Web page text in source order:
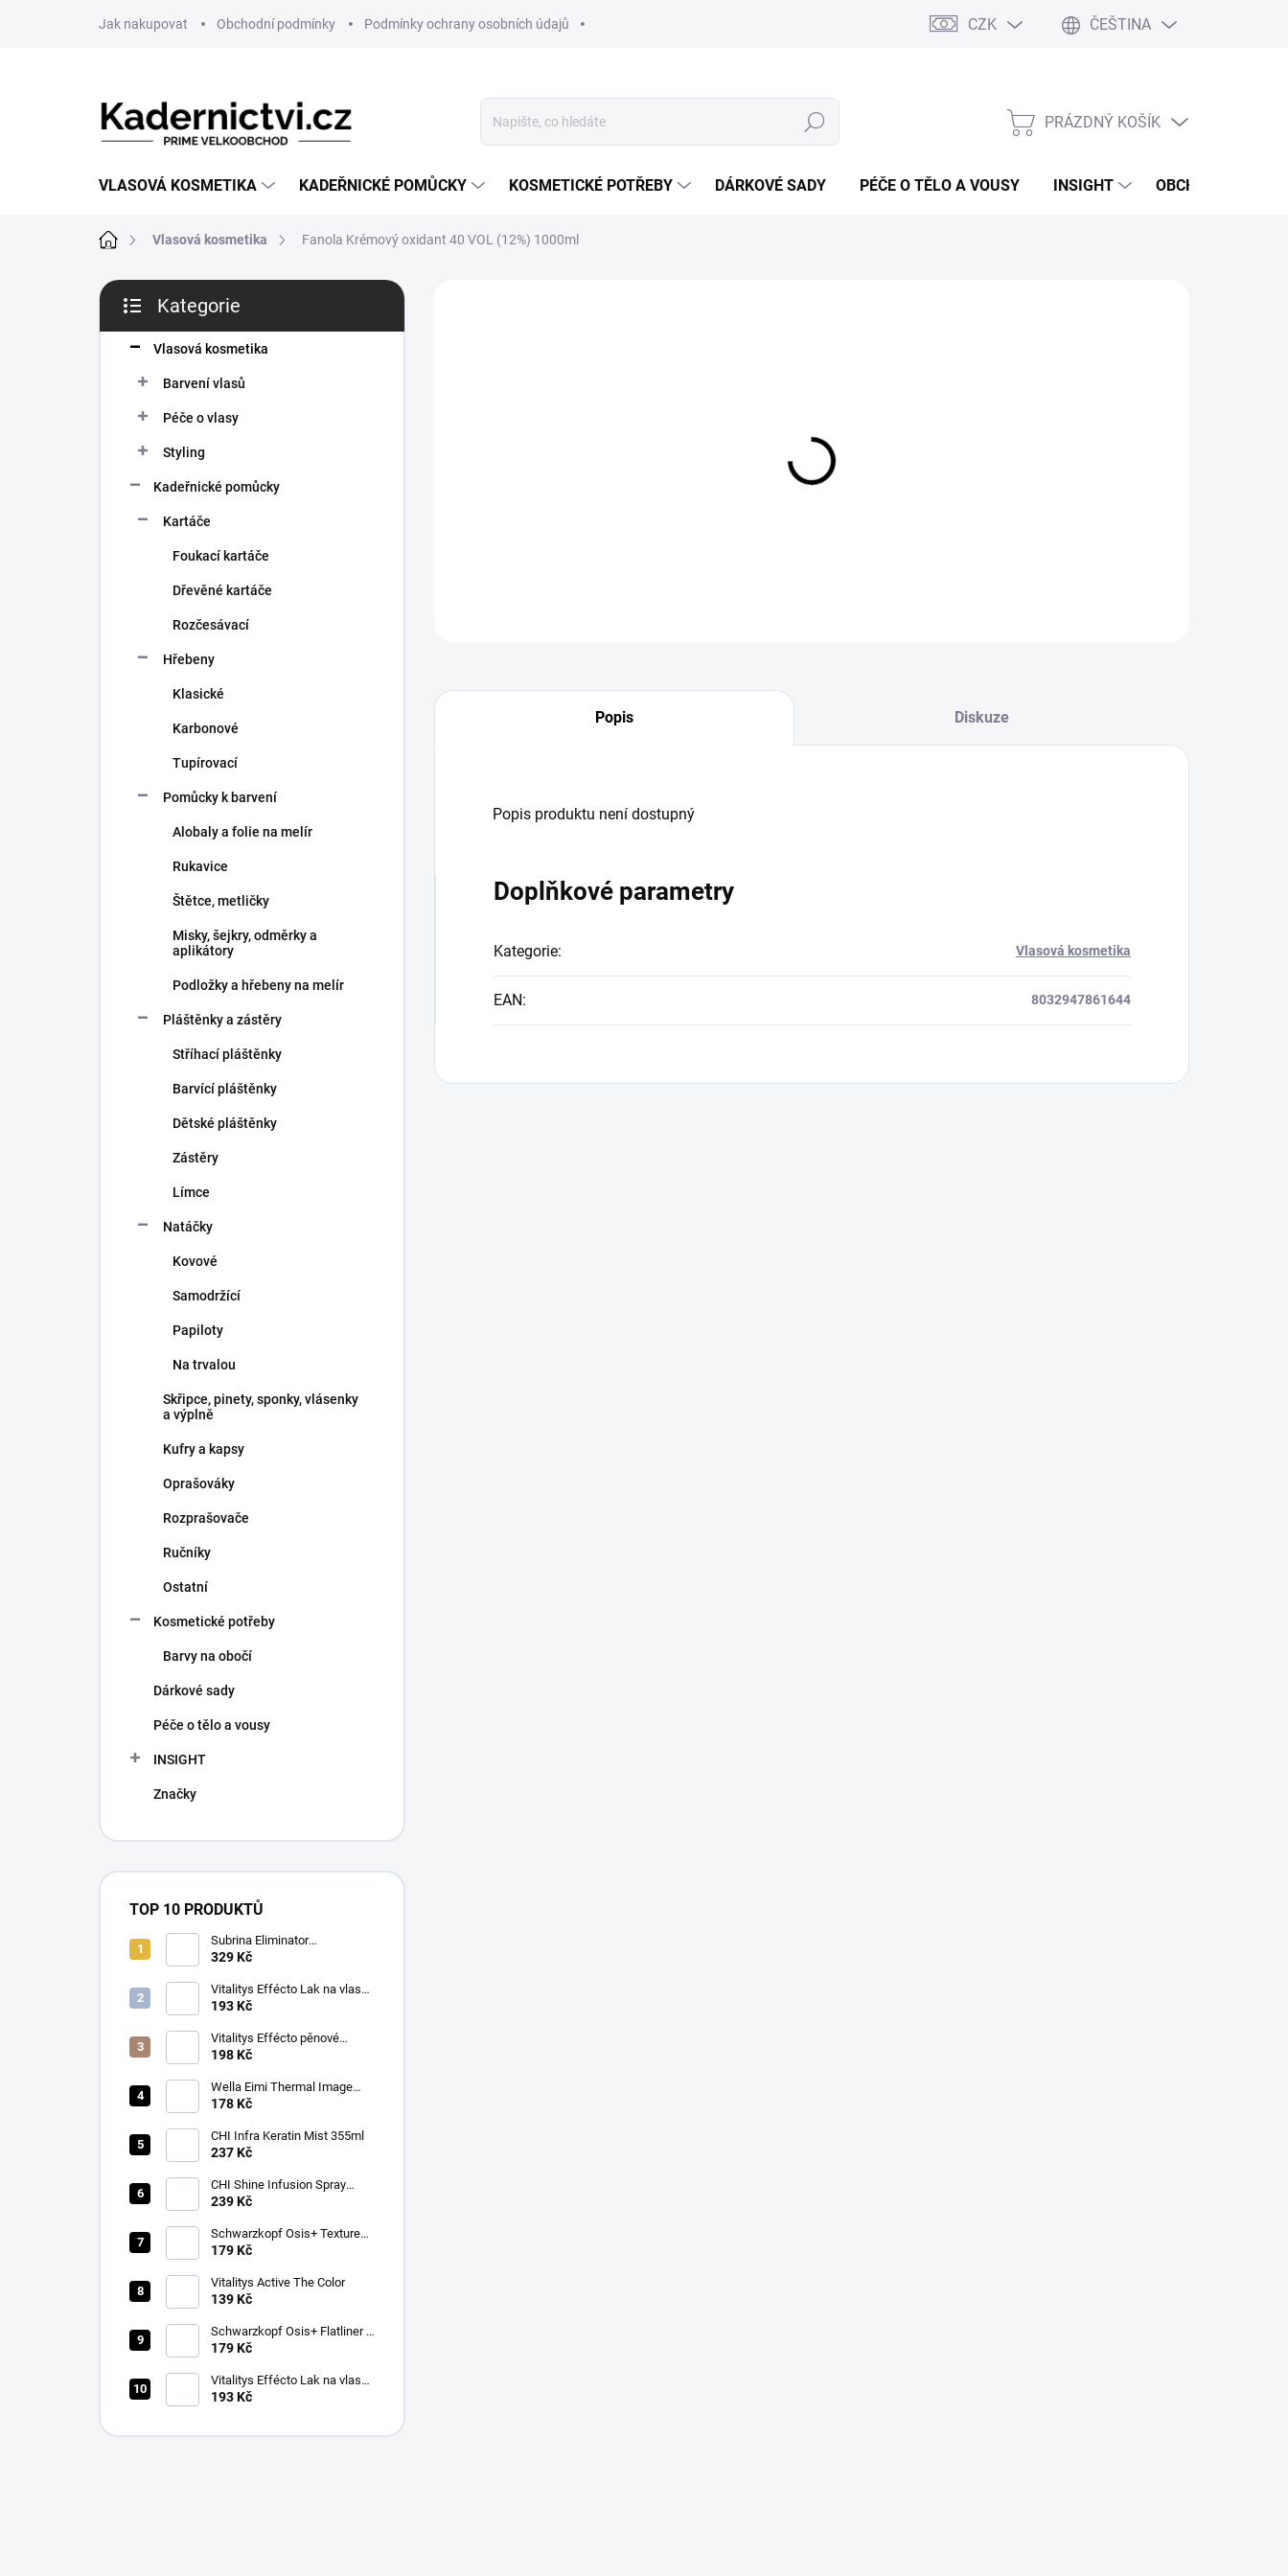
Jak nakupovat Obchodní podmínky Podmínky ochrany osobních údajů CZK ČEŠTINA
Hledat
NÁKUPNÍ
PRÁZDNÝ KOŠÍK
VLASOVÁ KOSMETIKA KADEŘNICKÉ POMŮCKY KOSMETICKÉ POTŘEBY DÁRKOVÉ SADY PÉČE O TĚLO A VOUSY INSIGHT OBCHODNÍ
Domů Vlasová kosmetika Fanola Krémový oxidant 40 VOL (12%) 1000ml
P
s
kategorie
Kategorie
Vlasová kosmetika
Barvení vlasů
Péče o vlasy
Styling
Kadeřnické pomůcky
Kartáče
Foukací kartáče
Dřevěné kartáče
Rozčesávací
Hřebeny
Klasické
Karbonové
Tupírovací
Pomůcky k barvení
Alobaly a folie na melír
Rukavice
Štětce, metličky
Misky, šejkry, odměrky a
aplikátory
Podložky a hřebeny na melír
Pláštěnky a zástěry
Stříhací pláštěnky
Barvící pláštěnky
Dětské pláštěnky
Zástěry
Límce
Natáčky
Kovové
Samodržící
Papiloty
Na trvalou
Skřipce, pinety, sponky, vlásenky
a výplně
Kufry a kapsy
Oprašováky
Rozprašovače
Ručníky
Ostatní
Kosmetické potřeby
Barvy na obočí
Dárkové sady
Péče o tělo a vousy
INSIGHT
Značky
TOP 10 PRODUKTŮ
Subrina Eliminator
odstraňovač barvy 2 x 100 ml
329 Kč
Vitalitys Effécto Lak na vlasy
silný 500 ml
193 Kč
Vitalitys Effécto pěnové
tužidlo silné 250 ml
198 Kč
Wella Eimi Thermal Image
150 ml
178 Kč
CHI Infra Keratin Mist 355ml
237 Kč
CHI Shine Infusion Spray
150g
239 Kč
Schwarzkopf Osis+ Texture
Thrill stylingová vláknitá guma
179 Kč
Vitalitys Active The Color
139 Kč
Schwarzkopf Osis+ Flatliner –
silně fixační sérum pro žehlení
179 Kč
Vitalitys Effécto Lak na vlasy
500 ml
193 Kč
12.08.2026
Popis Diskuze
Popis produktu není dostupný
Doplňkové parametry
Kategorie: Vlasová kosmetika
EAN: 8032947861644